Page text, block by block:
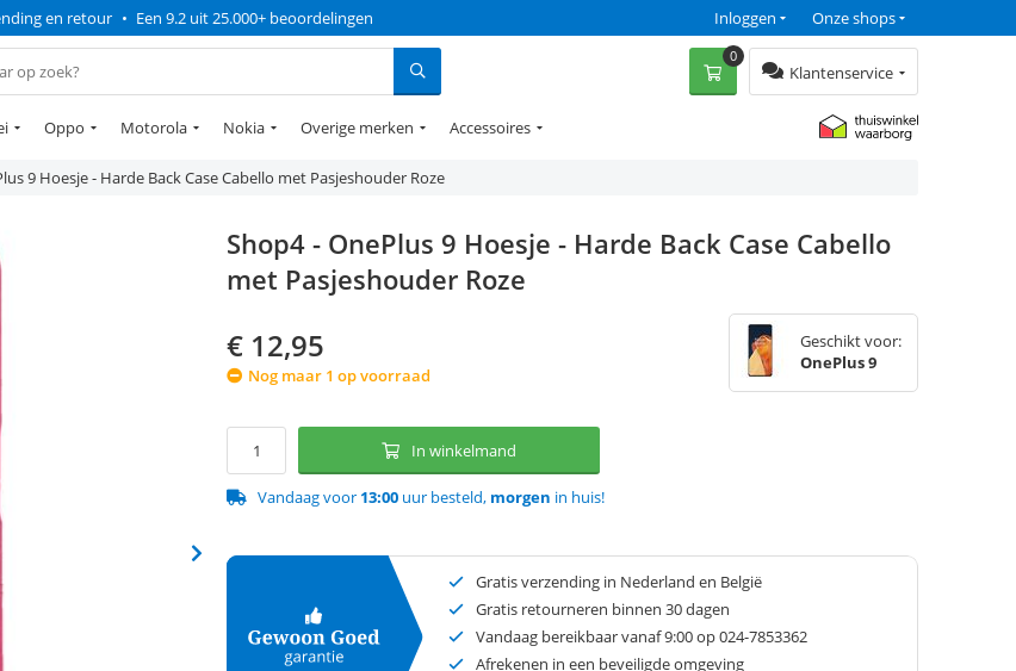
en retour • Een 9.2 uit 25.000+ beoordelingen Onze shops
Inloggen
Klantenservice
0
Oppo Motorola Nokia Overige merken Accessoires
9 Hoesje - Harde Back Case Cabello met Pasjeshouder Roze
Shop4 - OnePlus 9 Hoesje - Harde Back Case Cabello
met Pasjeshouder Roze
€ 12,95
Nog maar 1 op voorraad
Geschikt voor:
OnePlus 9
In winkelmand
Vandaag voor 13:00 uur besteld, morgen in huis!
Gratis verzending in Nederland en België
Gratis retourneren binnen 30 dagen
Vandaag bereikbaar vanaf 9:00 op 024-7853362
Afrekenen in een beveiligde omgeving